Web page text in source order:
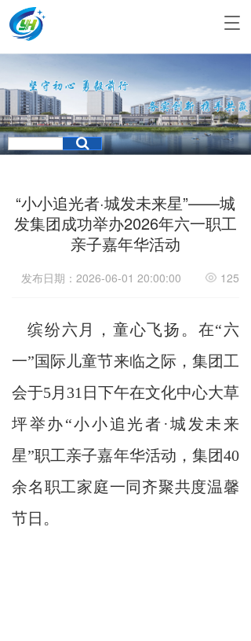
T
g
l
e
n
a
v
a
t
i
“小小追光者·城发未来星”——城
发集团成功举办2026年六一职工
亲子嘉年华活动
发布日期：2026-06-01 20:00:00 125
缤纷六月，童心飞扬。在“六
一”国际儿童节来临之际，集团工
会于5月31日下午在文化中心大草
坪举办“小小追光者·城发未来
星”职工亲子嘉年华活动，集团40
余名职工家庭一同齐聚共度温馨
节日。